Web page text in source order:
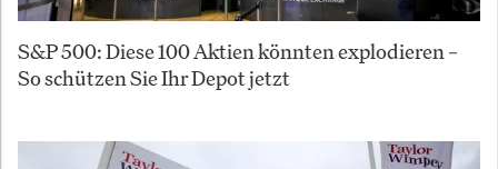
S&P 500: Diese 100 Aktien könnten explodieren –
So schützen Sie Ihr Depot jetzt